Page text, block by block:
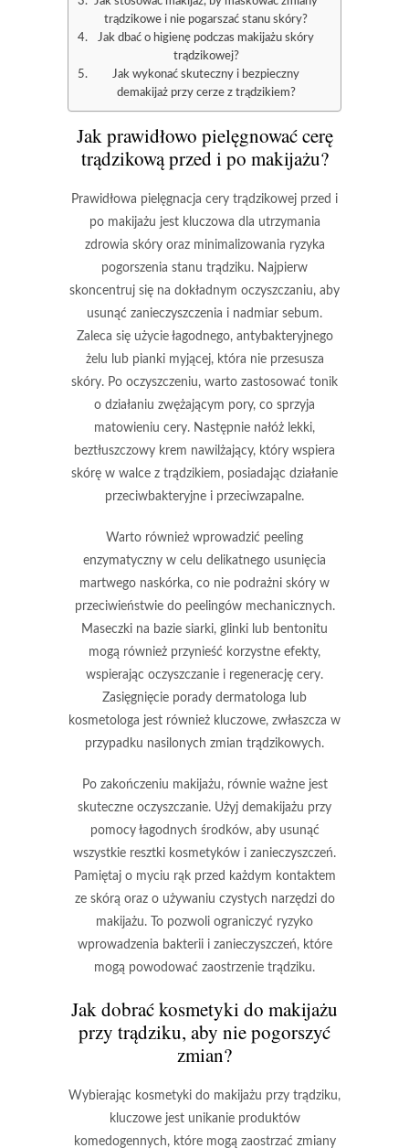
trądzikowe i nie pogarszać stanu skóry?
Jak dbać o higienę podczas makijażu skóry
trądzikowej?
Jak wykonać skuteczny i bezpieczny
demakijaż przy cerze z trądzikiem?
Jak prawidłowo pielęgnować cerę
trądzikową przed i po makijażu?
Prawidłowa pielęgnacja cery trądzikowej przed i
po makijażu jest kluczowa dla utrzymania
zdrowia skóry oraz minimalizowania ryzyka
pogorszenia stanu trądziku. Najpierw
skoncentruj się na dokładnym oczyszczaniu, aby
usunąć zanieczyszczenia i nadmiar sebum.
Zaleca się użycie łagodnego, antybakteryjnego
żelu lub pianki myjącej, która nie przesusza
skóry. Po oczyszczeniu, warto zastosować tonik
o działaniu zwężającym pory, co sprzyja
matowieniu cery. Następnie nałóż lekki,
beztłuszczowy krem nawilżający, który wspiera
skórę w walce z trądzikiem, posiadając działanie
przeciwbakteryjne i przeciwzapalne.
Warto również wprowadzić peeling
enzymatyczny w celu delikatnego usunięcia
martwego naskórka, co nie podrażni skóry w
przeciwieństwie do peelingów mechanicznych.
Maseczki na bazie siarki, glinki lub bentonitu
mogą również przynieść korzystne efekty,
wspierając oczyszczanie i regenerację cery.
Zasięgnięcie porady dermatologa lub
kosmetologa jest również kluczowe, zwłaszcza w
przypadku nasilonych zmian trądzikowych.
Po zakończeniu makijażu, równie ważne jest
skuteczne oczyszczanie. Użyj demakijażu przy
pomocy łagodnych środków, aby usunąć
wszystkie resztki kosmetyków i zanieczyszczeń.
Pamiętaj o myciu rąk przed każdym kontaktem
ze skórą oraz o używaniu czystych narzędzi do
makijażu. To pozwoli ograniczyć ryzyko
wprowadzenia bakterii i zanieczyszczeń, które
mogą powodować zaostrzenie trądziku.
Jak dobrać kosmetyki do makijażu
przy trądziku, aby nie pogorszyć
zmian?
Wybierając kosmetyki do makijażu przy trądziku,
kluczowe jest unikanie produktów
komedogennych, które mogą zaostrzać zmiany